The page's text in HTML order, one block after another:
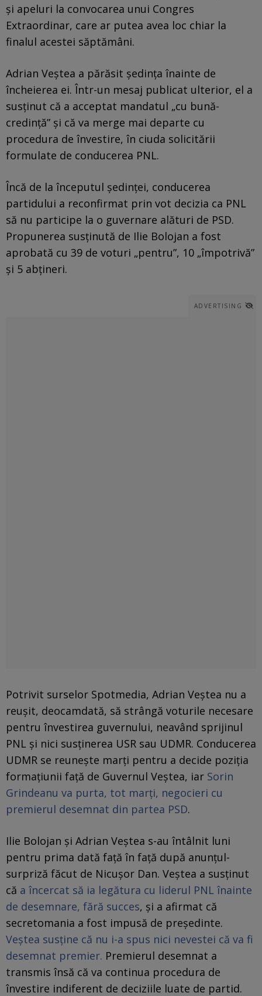
și apeluri la convocarea unui Congres
Extraordinar, care ar putea avea loc chiar la
finalul acestei săptămâni.
Adrian Veștea a părăsit ședința înainte de
încheierea ei. Într-un mesaj publicat ulterior, el a
susținut că a acceptat mandatul „cu bună-
credință” și că va merge mai departe cu
procedura de învestire, în ciuda solicitării
formulate de conducerea PNL.
Încă de la începutul ședinței, conducerea
partidului a reconfirmat prin vot decizia ca PNL
să nu participe la o guvernare alături de PSD.
Propunerea susținută de Ilie Bolojan a fost
aprobată cu 39 de voturi „pentru”, 10 „împotrivă”
și 5 abțineri.
ADVERTISING
Potrivit surselor Spotmedia, Adrian Veștea nu a
reușit, deocamdată, să strângă voturile necesare
pentru învestirea guvernului, neavând sprijinul
PNL și nici susținerea USR sau UDMR. Conducerea
UDMR se reunește marți pentru a decide poziția
formațiunii față de Guvernul Veștea, iar Sorin
Grindeanu va purta, tot marți, negocieri cu
premierul desemnat din partea PSD.
Ilie Bolojan și Adrian Veștea s-au întâlnit luni
pentru prima dată față în față după anunțul-
surpriză făcut de Nicușor Dan. Veștea a susținut
că a încercat să ia legătura cu liderul PNL înainte
de desemnare, fără succes, și a afirmat că
secretomania a fost impusă de președinte.
Veştea susține că nu i-a spus nici nevestei că va fi
desemnat premier. Premierul desemnat a
transmis însă că va continua procedura de
învestire indiferent de deciziile luate de partid.